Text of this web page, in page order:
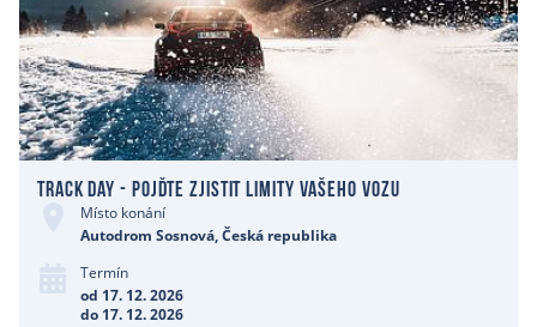
Track Day - pojďte zjistit limity vašeho vozu
Místo konání
Autodrom Sosnová, Česká republika
Termín
od 17. 12. 2026
do 17. 12. 2026